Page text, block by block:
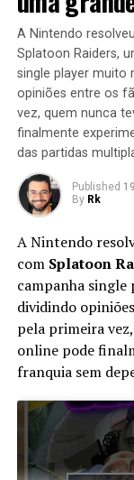
Moedas: 50 por
Bônus de tempo:
Pontuação base:
objetos
No domingo, 10
Nintendo 64,
projeto: Super
novos níveis e
que parece ser o
Os principais
ser um mapa do
3D World e
usar os trajes
mundos,
de Super Mario
vem com 32
faixas de
Enquanto o jogo
A Nintendo
Splatoon Raiders,
single player muito
opiniões entre os
vez, quem nunca
finalmente
das partidas
Published
By Rk
A Nintendo
com Splatoon
campanha single
dividindo
pela primeira
online pode
franquia sem